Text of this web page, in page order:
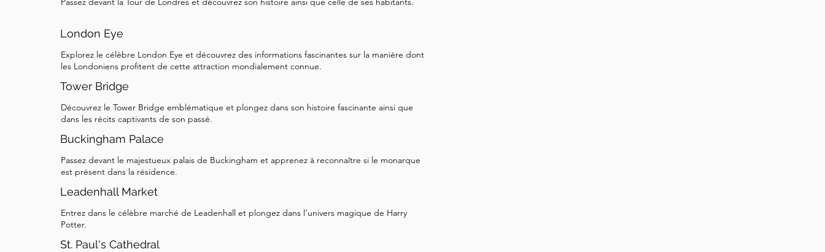
London Eye
Explorez le célèbre London Eye et découvrez des informations fascinantes sur la manière dont
les Londoniens profitent de cette attraction mondialement connue.
Tower Bridge
Découvrez le Tower Bridge emblématique et plongez dans son histoire fascinante ainsi que
dans les récits captivants de son passé.
Buckingham Palace
Passez devant le majestueux palais de Buckingham et apprenez à reconnaître si le monarque
est présent dans la résidence.
Leadenhall Market
Entrez dans le célèbre marché de Leadenhall et plongez dans l’univers magique de Harry
Potter.
St. Paul's Cathedral